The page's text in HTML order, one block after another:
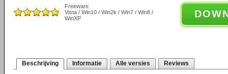
Freeware
Vista / Win10 / Win2k / Win7 / Win8 /
WinXP
Beschrijving Informatie Alle versies Reviews